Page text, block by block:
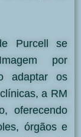
Purcell se
por
adaptar os
a RM
oferecendo
órgãos e